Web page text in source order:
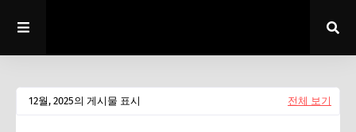
12월, 2025의 게시물 표시 전체 보기